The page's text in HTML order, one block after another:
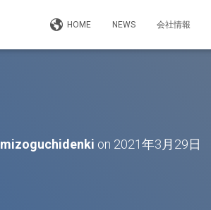
HOME NEWS 会社情報
mizoguchidenki on 2021年3月29日